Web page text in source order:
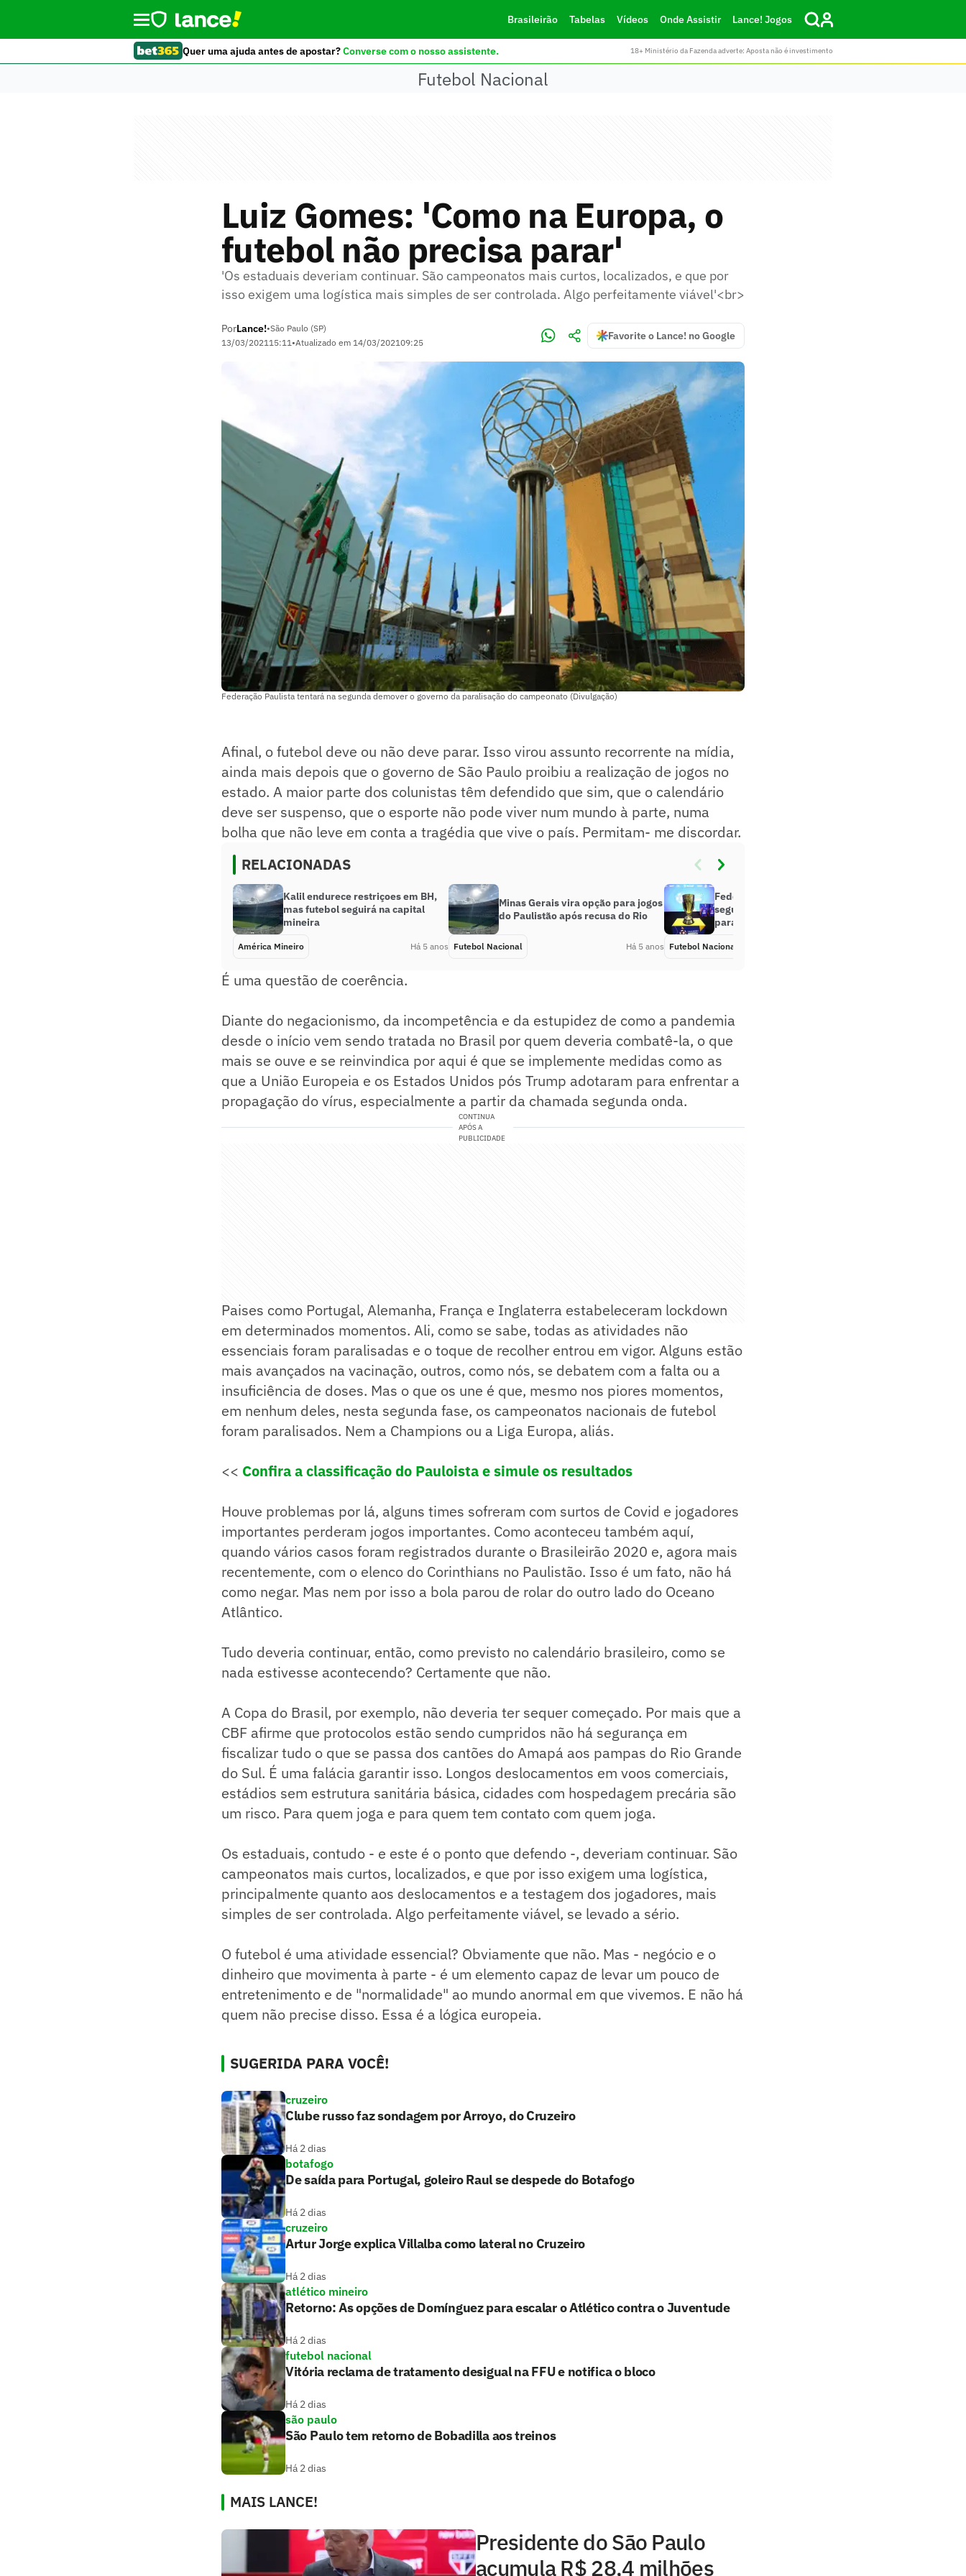
Brasileirão Tabelas Vídeos Onde Assistir Lance! Jogos
Quer uma ajuda antes de apostar?Converse com o nosso assistente. 18+ Ministério da Fazenda adverte: Aposta não é investimento
Futebol Nacional
Luiz Gomes: 'Como na Europa, o
futebol não precisa parar'
'Os estaduais deveriam continuar. São campeonatos mais curtos, localizados, e que por
isso exigem uma logística mais simples de ser controlada. Algo perfeitamente viável'<br>
PorLance!•São Paulo (SP)
13/03/202115:11•Atualizado em 14/03/202109:25
Favorite o Lance! no Google
Federação Paulista tentará na segunda demover o governo da paralisação do campeonato (Divulgação)
Afinal, o futebol deve ou não deve parar. Isso virou assunto recorrente na mídia,
ainda mais depois que o governo de São Paulo proibiu a realização de jogos no
estado. A maior parte dos colunistas têm defendido que sim, que o calendário
deve ser suspenso, que o esporte não pode viver num mundo à parte, numa
bolha que não leve em conta a tragédia que vive o país. Permitam- me discordar.
RELACIONADAS
Kalil endurece restriçoes em BH,
mas futebol seguirá na capital
mineira
América Mineiro Há 5 anos
Minas Gerais vira opção para jogos
do Paulistão após recusa do Rio
Futebol Nacional Há 5 anos
Federação Paulista terá reunião na
segunda com Governo de SP e MP
para discutir calendário
Futebol Nacional
É uma questão de coerência.
Diante do negacionismo, da incompetência e da estupidez de como a pandemia
desde o início vem sendo tratada no Brasil por quem deveria combatê-la, o que
mais se ouve e se reinvindica por aqui é que se implemente medidas como as
que a União Europeia e os Estados Unidos pós Trump adotaram para enfrentar a
propagação do vírus, especialmente a partir da chamada segunda onda.
CONTINUA
APÓS A
PUBLICIDADE
Paises como Portugal, Alemanha, França e Inglaterra estabeleceram lockdown
em determinados momentos. Ali, como se sabe, todas as atividades não
essenciais foram paralisadas e o toque de recolher entrou em vigor. Alguns estão
mais avançados na vacinação, outros, como nós, se debatem com a falta ou a
insuficiência de doses. Mas o que os une é que, mesmo nos piores momentos,
em nenhum deles, nesta segunda fase, os campeonatos nacionais de futebol
foram paralisados. Nem a Champions ou a Liga Europa, aliás.
<< Confira a classificação do Pauloista e simule os resultados
Houve problemas por lá, alguns times sofreram com surtos de Covid e jogadores
importantes perderam jogos importantes. Como aconteceu também aquí,
quando vários casos foram registrados durante o Brasileirão 2020 e, agora mais
recentemente, com o elenco do Corinthians no Paulistão. Isso é um fato, não há
como negar. Mas nem por isso a bola parou de rolar do outro lado do Oceano
Atlântico.
Tudo deveria continuar, então, como previsto no calendário brasileiro, como se
nada estivesse acontecendo? Certamente que não.
A Copa do Brasil, por exemplo, não deveria ter sequer começado. Por mais que a
CBF afirme que protocolos estão sendo cumpridos não há segurança em
fiscalizar tudo o que se passa dos cantões do Amapá aos pampas do Rio Grande
do Sul. É uma falácia garantir isso. Longos deslocamentos em voos comerciais,
estádios sem estrutura sanitária básica, cidades com hospedagem precária são
um risco. Para quem joga e para quem tem contato com quem joga.
Os estaduais, contudo - e este é o ponto que defendo -, deveriam continuar. São
campeonatos mais curtos, localizados, e que por isso exigem uma logística,
principalmente quanto aos deslocamentos e a testagem dos jogadores, mais
simples de ser controlada. Algo perfeitamente viável, se levado a sério.
O futebol é uma atividade essencial? Obviamente que não. Mas - negócio e o
dinheiro que movimenta à parte - é um elemento capaz de levar um pouco de
entretenimento e de "normalidade" ao mundo anormal em que vivemos. E não há
quem não precise disso. Essa é a lógica europeia.
SUGERIDA PARA VOCÊ!
cruzeiro
Clube russo faz sondagem por Arroyo, do Cruzeiro
Há 2 dias
botafogo
De saída para Portugal, goleiro Raul se despede do Botafogo
Há 2 dias
cruzeiro
Artur Jorge explica Villalba como lateral no Cruzeiro
Há 2 dias
atlético mineiro
Retorno: As opções de Domínguez para escalar o Atlético contra o Juventude
Há 2 dias
futebol nacional
Vitória reclama de tratamento desigual na FFU e notifica o bloco
Há 2 dias
são paulo
São Paulo tem retorno de Bobadilla aos treinos
Há 2 dias
MAIS LANCE!
Presidente do São Paulo
acumula R$ 28,4 milhões